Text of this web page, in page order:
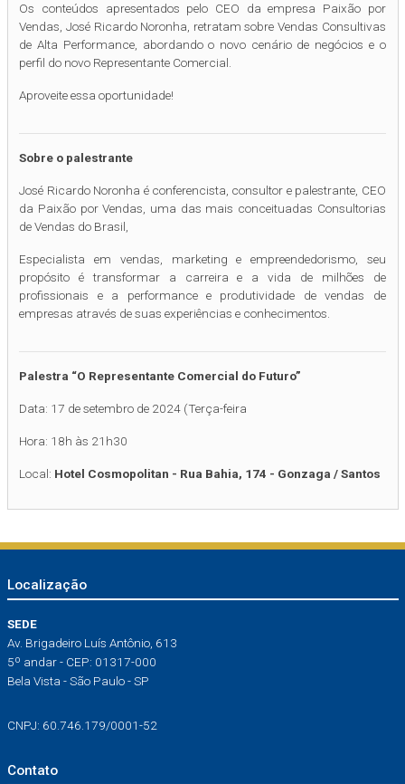
Os conteúdos apresentados pelo CEO da empresa Paixão por
Vendas, José Ricardo Noronha, retratam sobre Vendas Consultivas
de Alta Performance, abordando o novo cenário de negócios e o
perfil do novo Representante Comercial.
Aproveite essa oportunidade!
Sobre o palestrante
José Ricardo Noronha é conferencista, consultor e palestrante, CEO
da Paixão por Vendas, uma das mais conceituadas Consultorias
de Vendas do Brasil,
Especialista em vendas, marketing e empreendedorismo, seu
propósito é transformar a carreira e a vida de milhões de
profissionais e a performance e produtividade de vendas de
empresas através de suas experiências e conhecimentos.
Palestra “O Representante Comercial do Futuro”
Data: 17 de setembro de 2024 (Terça-feira
Hora: 18h às 21h30
Local: Hotel Cosmopolitan - Rua Bahia, 174 - Gonzaga / Santos
Localização
SEDE
Av. Brigadeiro Luís Antônio, 613
5º andar - CEP: 01317-000
Bela Vista - São Paulo - SP
CNPJ: 60.746.179/0001-52
Contato